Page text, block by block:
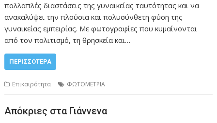
πολλαπλές διαστάσεις της γυναικείας ταυτότητας και να
ανακαλύψει την πλούσια και πολυσύνθετη φύση της
γυναικείας εμπειρίας. Με φωτογραφίες που κυμαίνονται
από τον πολιτισμό, τη θρησκεία και…
ΠΕΡΙΣΣΌΤΕΡΑ
Επικαιρότητα ΦΩΤΟΜΕΤΡΙΑ
Απόκριες στα Γιάννενα